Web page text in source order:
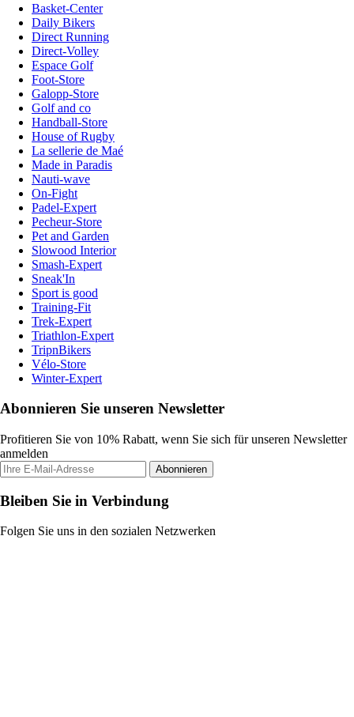
Basket-Center
Daily Bikers
Direct Running
Direct-Volley
Espace Golf
Foot-Store
Galopp-Store
Golf and co
Handball-Store
House of Rugby
La sellerie de Maé
Made in Paradis
Nauti-wave
On-Fight
Padel-Expert
Pecheur-Store
Pet and Garden
Slowood Interior
Smash-Expert
Sneak'In
Sport is good
Training-Fit
Trek-Expert
Triathlon-Expert
TripnBikers
Vélo-Store
Winter-Expert
Abonnieren Sie unseren Newsletter
Profitieren Sie von 10% Rabatt, wenn Sie sich für unseren Newsletter
anmelden
Abonnieren
Bleiben Sie in Verbindung
Folgen Sie uns in den sozialen Netzwerken